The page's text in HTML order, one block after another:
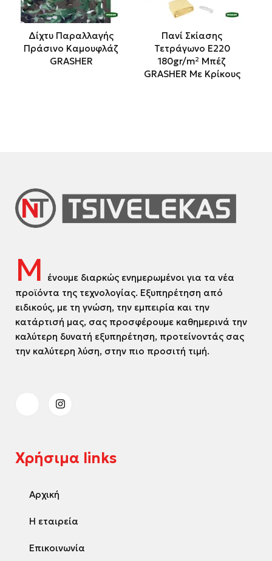
Δίχτυ Παραλλαγής
Πράσινο Καμουφλάζ
GRASHER
Πανί Σκίασης
Τετράγωνο Ε220
180gr/m² Μπέζ
GRASHER Με Κρίκους
Μ
ένουμε διαρκώς ενημερωμένοι για τα νέα
προϊόντα της τεχνολογίας. Εξυπηρέτηση από
ειδικούς, με τη γνώση, την εμπειρία και την
κατάρτισή μας, σας προσφέρουμε καθημερινά την
καλύτερη δυνατή εξυπηρέτηση, προτείνοντάς σας
την καλύτερη λύση, στην πιο προσιτή τιμή.
Χρήσιμα links
Αρχική
Η εταιρεία
Επικοινωνία